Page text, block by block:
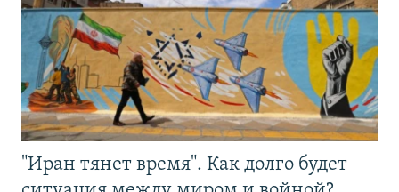
"Иран тянет время". Как долго будет